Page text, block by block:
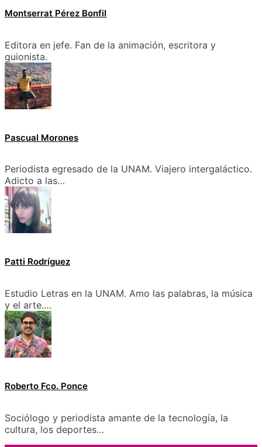
Montserrat Pérez Bonfil
Editora en jefe. Fan de la animación, escritora y
guionista.
Pascual Morones
Periodista egresado de la UNAM. Viajero intergaláctico.
Adicto a las…
Patti Rodríguez
Estudio Letras en la UNAM. Amo las palabras, la música
y el arte.…
Roberto Fco. Ponce
Sociólogo y periodista amante de la tecnología, la
cultura, los deportes…